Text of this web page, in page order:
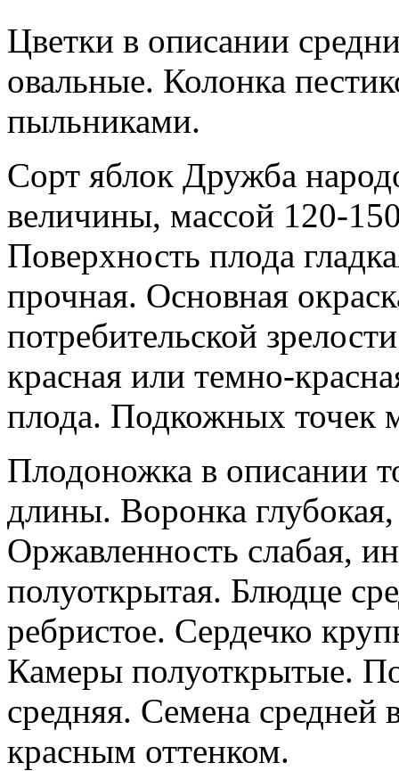
Цветки в описании
овальные. Колонка
пыльниками.
Сорт яблок Дружба
величины, массой 120-
Поверхность плода
прочная. Основная
потребительской
красная или темно-
плода. Подкожных точек
Плодоножка в описании
длины. Воронка
Оржавленность слабая,
полуоткрытая. Блюдце
ребристое. Сердечко
Камеры полуоткрытые.
средняя. Семена средней
красным оттенком.